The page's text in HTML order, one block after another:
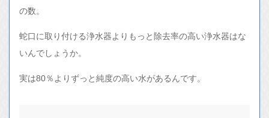
の数。
蛇口に取り付ける浄水器よりもっと除去率の高い浄水器はな
いんでしょうか。
実は80％よりずっと純度の高い水があるんです。